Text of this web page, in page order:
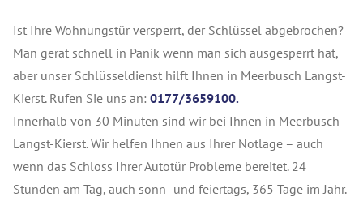
Ist Ihre Wohnungstür versperrt, der Schlüssel abgebrochen?
Man gerät schnell in Panik wenn man sich ausgesperrt hat,
aber unser Schlüsseldienst hilft Ihnen in Meerbusch Langst-
Kierst. Rufen Sie uns an: 0177/3659100.
Innerhalb von 30 Minuten sind wir bei Ihnen in Meerbusch
Langst-Kierst. Wir helfen Ihnen aus Ihrer Notlage – auch
wenn das Schloss Ihrer Autotür Probleme bereitet. 24
Stunden am Tag, auch sonn- und feiertags, 365 Tage im Jahr.